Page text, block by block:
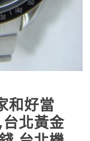
和好當
北黃金